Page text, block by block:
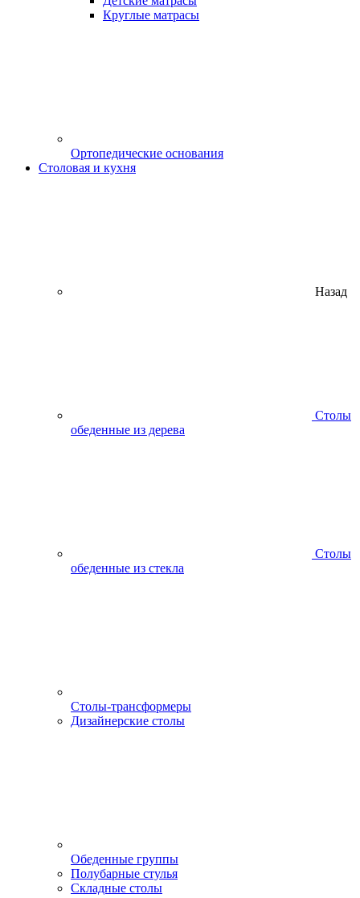
Круглые матрасы
Ортопедические основания
Столовая и кухня
Назад
Столы
обеденные из дерева
Столы
обеденные из стекла
Столы-трансформеры
Дизайнерские столы
Обеденные группы
Полубарные стулья
Складные столы